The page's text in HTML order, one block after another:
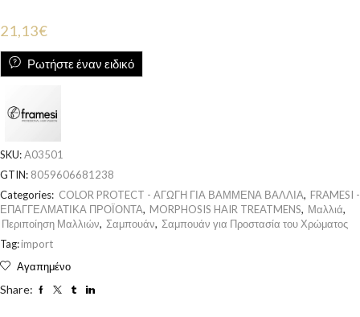
21,13€
Ρωτήστε έναν ειδικό
SKU:A03501
GTIN: 8059606681238
Categories: COLOR PROTECT - ΑΓΩΓΗ ΓΙΑ ΒΑΜΜΕΝΑ ΒΑΛΛΙΑ, FRAMESI -
ΕΠΑΓΓΕΛΜΑΤΙΚΑ ΠΡΟΪΟΝΤΑ, MORPHOSIS HAIR TREATMENS, Μαλλιά,
Περιποίηση Μαλλιών, Σαμπουάν, Σαμπουάν για Προστασία του Χρώματος
Tag:import
Αγαπημένο
Share: